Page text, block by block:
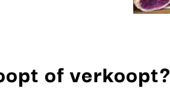
of verkoopt?